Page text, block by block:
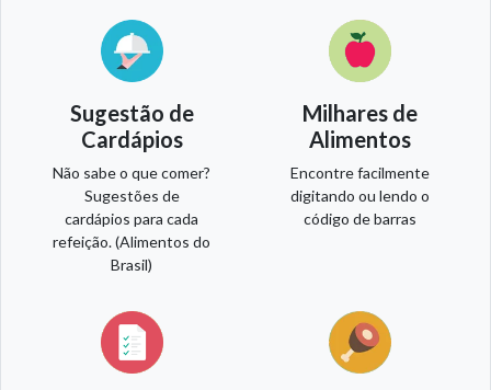
Sugestão de
Cardápios
Não sabe o que comer?
Sugestões de
cardápios para cada
refeição. (Alimentos do
Brasil)
Milhares de
Alimentos
Encontre facilmente
digitando ou lendo o
código de barras